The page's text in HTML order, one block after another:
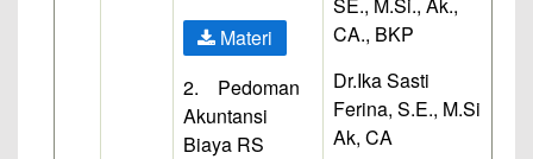
Materi
2. Pedoman
Akuntansi
Biaya RS
CA., BKP
Dr.Ika Sasti
Ferina, S.E., M.Si
Ak, CA